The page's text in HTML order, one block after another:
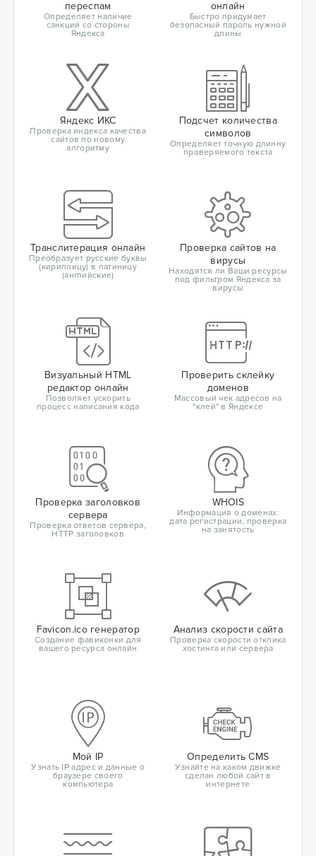
переспам
Определяет наличие
санкций со стороны
Яндекса
онлайн
Быстро придумает
безопасный пароль нужной
длины
Яндекс ИКС
Проверка индекса качества
сайтов по новому
алгоритму
Подсчет количества
символов
Определяет точную длинну
проверяемого текста
Транслитерация онлайн
Преобразует русские буквы
(кириллицу) в латиницу
(английские)
Проверка сайтов на
вирусы
Находятся ли Ваши ресурсы
под фильтром Яндекса за
вирусы
Визуальный HTML
редактор онлайн
Позволяет ускорить
процесс написания кода
Проверить склейку
доменов
Массовый чек адресов на
"клей" в Яндексе
Проверка заголовков
сервера
Проверка ответов сервера,
HTTP заголовков
WHOIS
Информация о доменах:
дата регистрации, проверка
на занятость
Favicon.ico генератор
Создание фавиконки для
вашего ресурса онлайн
Анализ скорости сайта
Проверка скорости отклика
хостинга или сервера
Мой IP
Узнать IP адрес и данные о
браузере своего
компьютера
Определить CMS
Узнайте на каком движке
сделан любой сайт в
интернете